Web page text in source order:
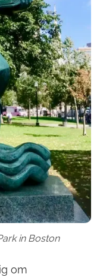
in Boston
om